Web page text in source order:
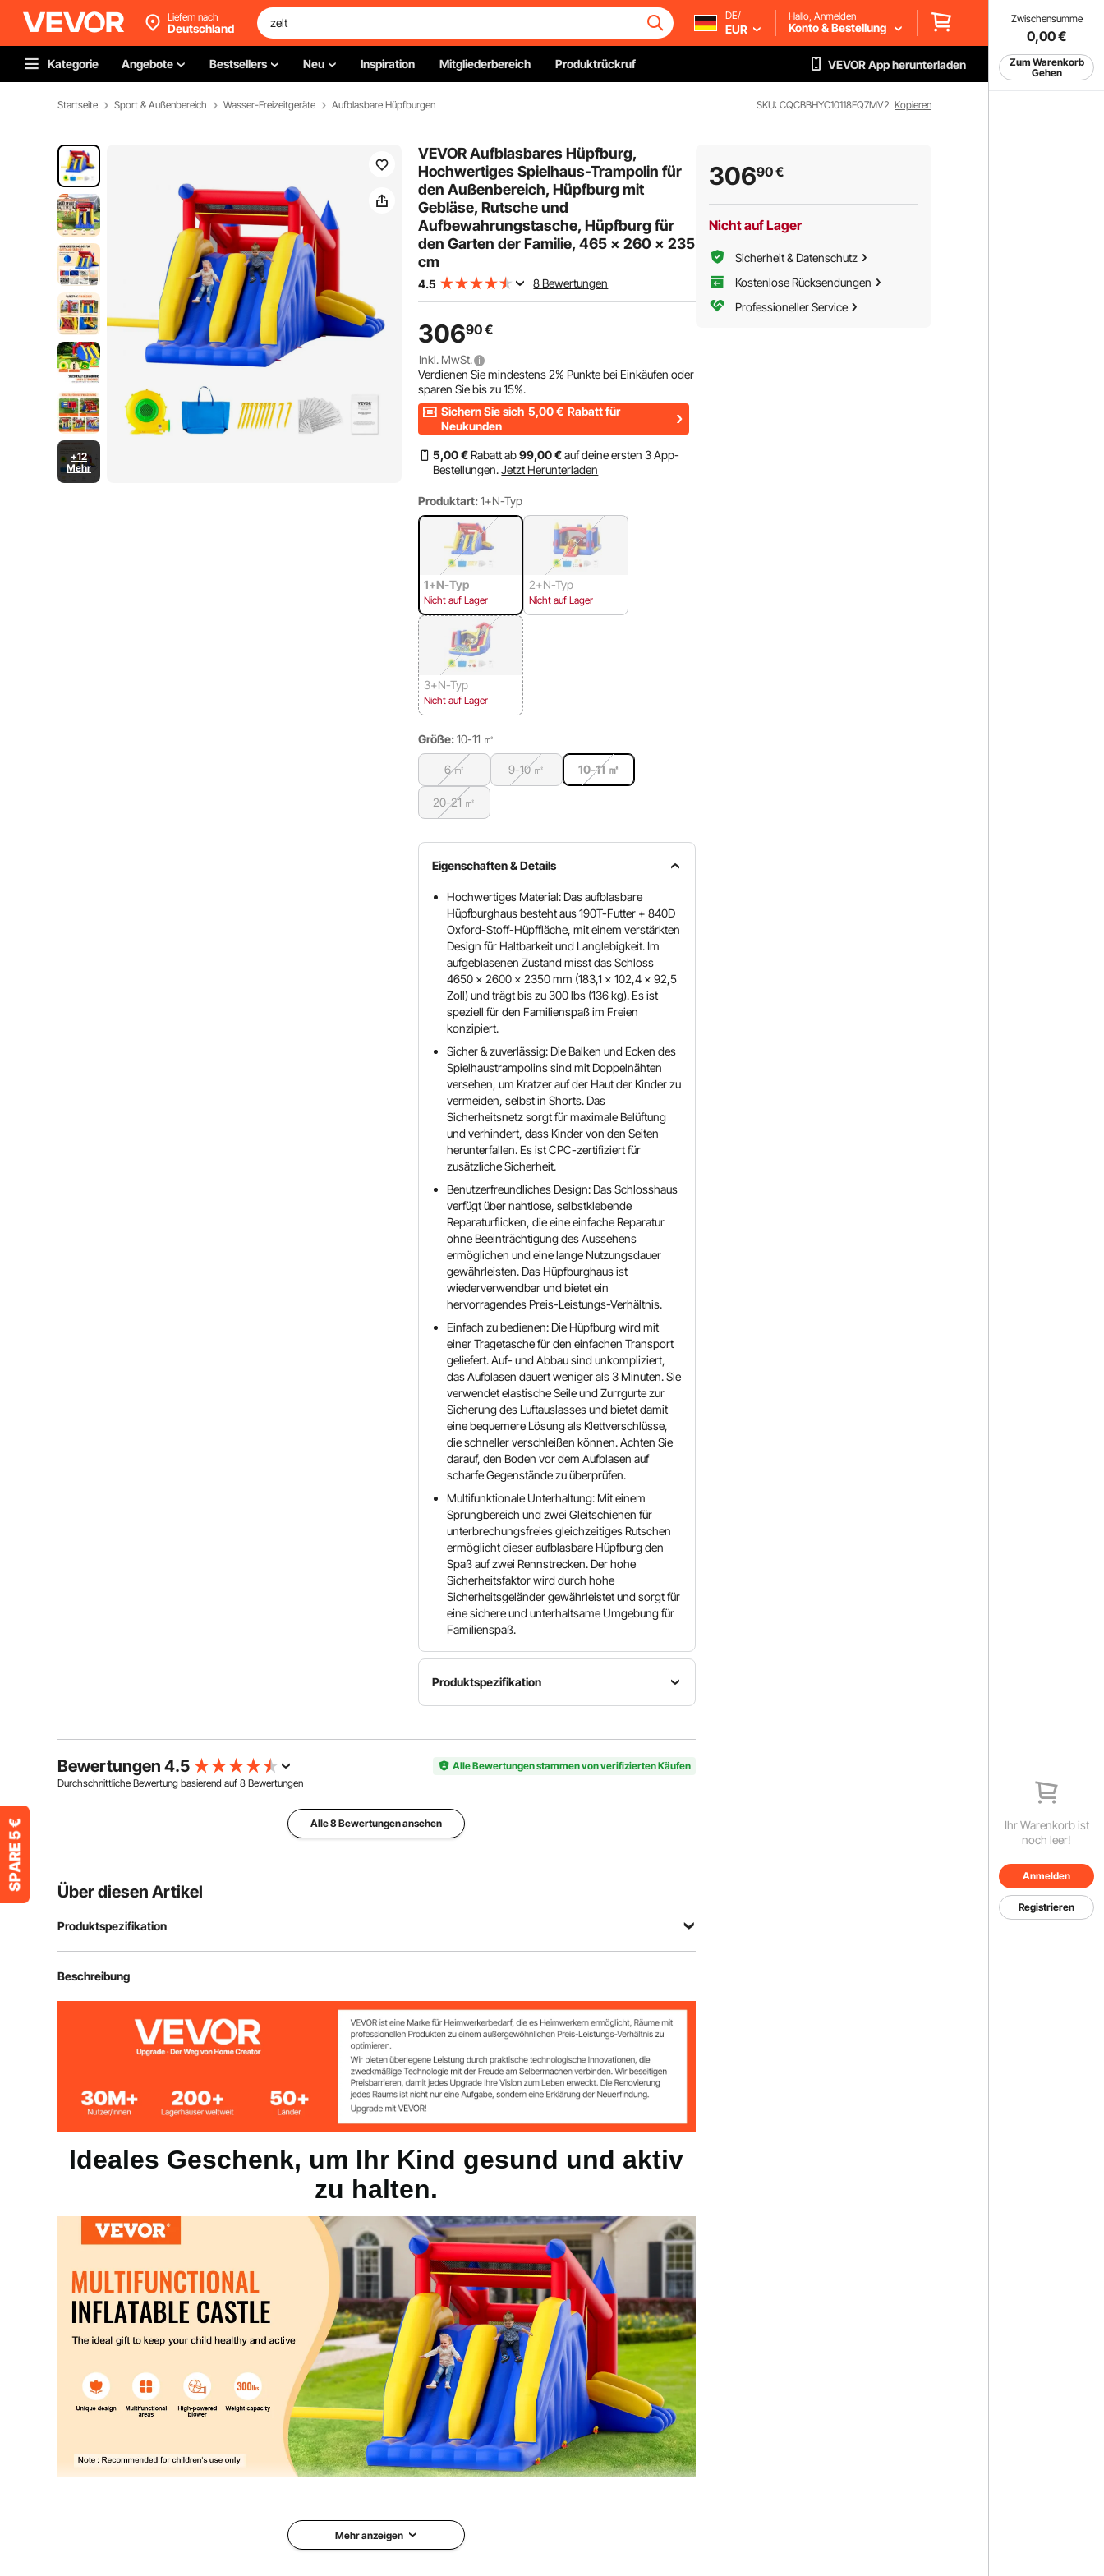
Zwischensumme
0,00€
Zum Warenkorb
Gehen
Ihr Warenkorb ist
noch leer!
Anmelden
Registrieren
Liefern nach
Deutschland
DE/
EUR
Hallo, Anmelden
Konto & Bestellung
Kategorie Angebote Bestsellers Neu Inspiration Mitgliederbereich Produktrückruf VEVOR App herunterladen
Startseite Sport & Außenbereich Wasser-Freizeitgeräte Aufblasbare Hüpfburgen SKU: CQCBBHYC10118FQ7MV2 Kopieren
+12
Mehr
VEVOR Aufblasbares Hüpfburg,
Hochwertiges Spielhaus-Trampolin für
den Außenbereich, Hüpfburg mit
Gebläse, Rutsche und
Aufbewahrungstasche, Hüpfburg für
den Garten der Familie, 465 x 260 x 235
cm
4.5 8 Bewertungen
30690€
Inkl. MwSt.
Verdienen Sie mindestens2% Punkte bei Einkäufen oder
sparen Sie bis zu15%.
Sichern Sie sich 5,00 € Rabatt für
Neukunden
5,00 € Rabatt ab99,00 €auf deine ersten 3 App-
Bestellungen. Jetzt Herunterladen
Produktart: 1+N-Typ
1+N-Typ
Nicht auf Lager
2+N-Typ
Nicht auf Lager
3+N-Typ
Nicht auf Lager
Größe: 10-11 ㎡
6 ㎡ 9-10 ㎡ 10-11 ㎡
20-21 ㎡
Eigenschaften & Details
Hochwertiges Material: Das aufblasbare
Hüpfburghaus besteht aus 190T-Futter + 840D
Oxford-Stoff-Hüpffläche, mit einem verstärkten
Design für Haltbarkeit und Langlebigkeit. Im
aufgeblasenen Zustand misst das Schloss
4650 x 2600 x 2350 mm (183,1 x 102,4 x 92,5
Zoll) und trägt bis zu 300 lbs (136 kg). Es ist
speziell für den Familienspaß im Freien
konzipiert.
Sicher & zuverlässig: Die Balken und Ecken des
Spielhaustrampolins sind mit Doppelnähten
versehen, um Kratzer auf der Haut der Kinder zu
vermeiden, selbst in Shorts. Das
Sicherheitsnetz sorgt für maximale Belüftung
und verhindert, dass Kinder von den Seiten
herunterfallen. Es ist CPC-zertifiziert für
zusätzliche Sicherheit.
Benutzerfreundliches Design: Das Schlosshaus
verfügt über nahtlose, selbstklebende
Reparaturflicken, die eine einfache Reparatur
ohne Beeinträchtigung des Aussehens
ermöglichen und eine lange Nutzungsdauer
gewährleisten. Das Hüpfburghaus ist
wiederverwendbar und bietet ein
hervorragendes Preis-Leistungs-Verhältnis.
Einfach zu bedienen: Die Hüpfburg wird mit
einer Tragetasche für den einfachen Transport
geliefert. Auf- und Abbau sind unkompliziert,
das Aufblasen dauert weniger als 3 Minuten. Sie
verwendet elastische Seile und Zurrgurte zur
Sicherung des Luftauslasses und bietet damit
eine bequemere Lösung als Klettverschlüsse,
die schneller verschleißen können. Achten Sie
darauf, den Boden vor dem Aufblasen auf
scharfe Gegenstände zu überprüfen.
Multifunktionale Unterhaltung: Mit einem
Sprungbereich und zwei Gleitschienen für
unterbrechungsfreies gleichzeitiges Rutschen
ermöglicht dieser aufblasbare Hüpfburg den
Spaß auf zwei Rennstrecken. Der hohe
Sicherheitsfaktor wird durch hohe
Sicherheitsgeländer gewährleistet und sorgt für
eine sichere und unterhaltsame Umgebung für
Familienspaß.
Produktspezifikation
300 lbs /
44,2 lbs /
183,1 x
102,4 x
92,5 Zoll /
x 235 cm
Bewertungen 4.5
Alle Bewertungen stammen von verifizierten Käufen
Durchschnittliche Bewertung basierend auf 8 Bewertungen
Alle 8 Bewertungen ansehen
Über diesen Artikel
Produktspezifikation
Artikelmodellnummer
Gewichtskapazität 300 lbs / 136 kg
44,2 lbs / 20,05 kg
Abmessungen 183,1 x 102,4 x 92,5 Zoll / 465 x 260 x 235 cm
Beschreibung
Ideales Geschenk, um Ihr Kind gesund und aktiv
zu halten.
Trampolin kann für Feste und Feiern verwendet werden. Es ist wiederverwendbar und bietet ein
hervorragendes Preis-Leistungs-Verhältnis.
Mehr anzeigen
30690€
Nicht auf Lager
Sicherheit & Datenschutz
Kostenlose Rücksendungen
Professioneller Service